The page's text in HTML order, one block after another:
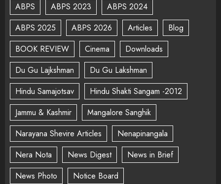
ABPS ABPS 2023
ABPS 2024
ABPS 2025
ABPS 2026 Articles
Blog
BOOK REVIEW
Cinema
Downloads
Du Gu Lajkshman
Du Gu Lakshman
Hindu Samajotsav
Hindu Shakti Sangam -2012
Jammu & Kashmir
Mangalore Sanghik
Narayana Shevire Articles
Nenapinangala
Nera Nota
News Digest
News in Brief
News Photo
Notice Board